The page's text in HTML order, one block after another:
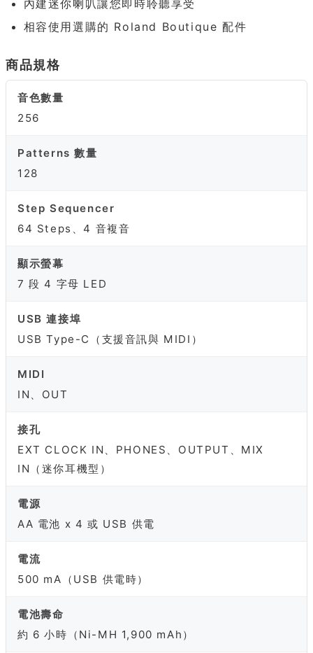
內建迷你喇叭讓您即時聆聽享受
相容使用選購的 Roland Boutique 配件
商品規格
音色數量
256
Patterns 數量
128
Step Sequencer
64 Steps、4 音複音
顯示螢幕
7 段 4 字母 LED
USB 連接埠
USB Type-C（支援音訊與 MIDI）
MIDI
IN、OUT
接孔
EXT CLOCK IN、PHONES、OUTPUT、MIX
IN（迷你耳機型）
電源
AA 電池 x 4 或 USB 供電
電流
500 mA（USB 供電時）
電池壽命
約 6 小時（Ni-MH 1,900 mAh）